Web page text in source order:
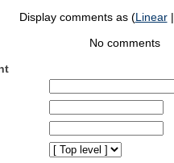
Display comments as (Linear|
No comments